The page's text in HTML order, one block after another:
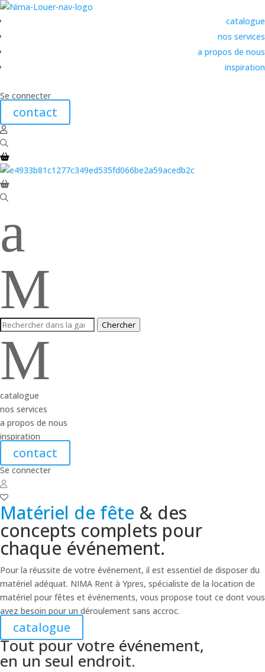
catalogue
nos services
a propos de nous
inspiration
Se connecter
contact
a
M
Chercher
M
catalogue
nos services
a propos de nous
inspiration
contact
Se connecter
Matériel de fête & des
concepts complets pour
chaque événement.
Pour la réussite de votre événement, il est essentiel de disposer du
matériel adéquat. NIMA Rent à Ypres, spécialiste de la location de
matériel pour fêtes et événements, vous propose tout ce dont vous
avez besoin pour un déroulement sans accroc.
catalogue
Tout pour votre événement,
en un seul endroit.